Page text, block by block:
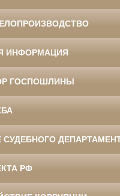
ИНФОРМАЦИЯ
ГОСПОШЛИНЫ
СУДЕБНОГО
РФ